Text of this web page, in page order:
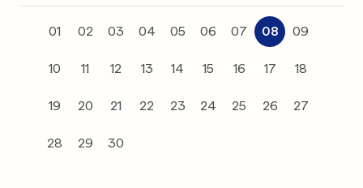
01 02 03 04 05 06 07 08 09
10 11 12 13 14 15 16 17 18
19 20 21 22 23 24 25 26 27
28 29 30